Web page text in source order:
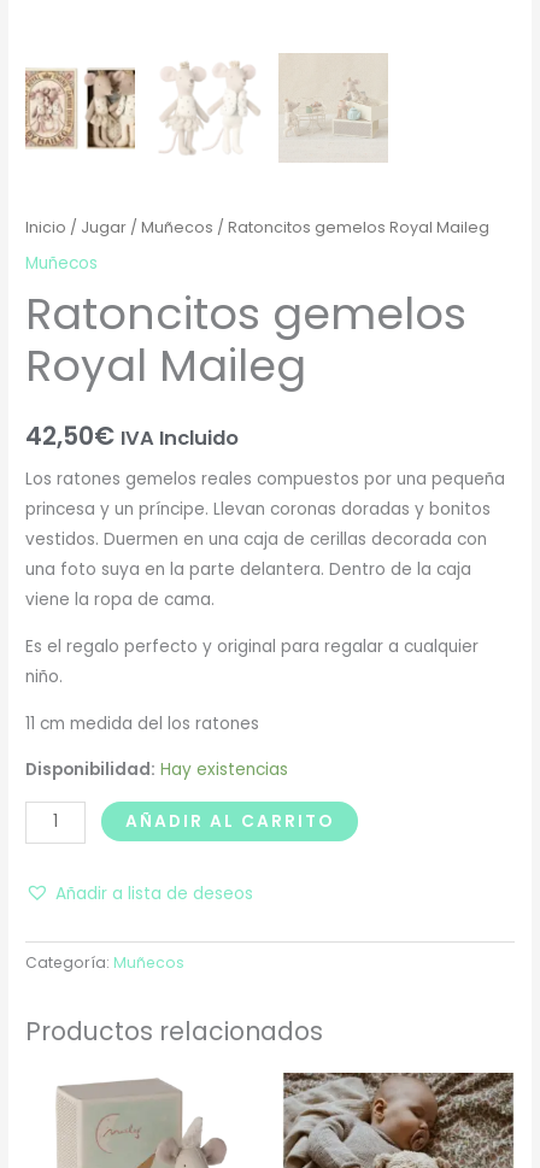
Inicio / Jugar /Muñecos / Ratoncitos gemelos Royal Maileg
Muñecos
Ratoncitos gemelos
Royal Maileg
42,50€ IVA Incluido
Los ratones gemelos reales compuestos por una pequeña
princesa y un príncipe. Llevan coronas doradas y bonitos
vestidos. Duermen en una caja de cerillas decorada con
una foto suya en la parte delantera. Dentro de la caja
viene la ropa de cama.
Es el regalo perfecto y original para regalar a cualquier
niño.
11 cm medida del los ratones
Disponibilidad: Hay existencias
AÑADIR AL CARRITO
Añadir a lista de deseos
Categoría: Muñecos
Productos relacionados